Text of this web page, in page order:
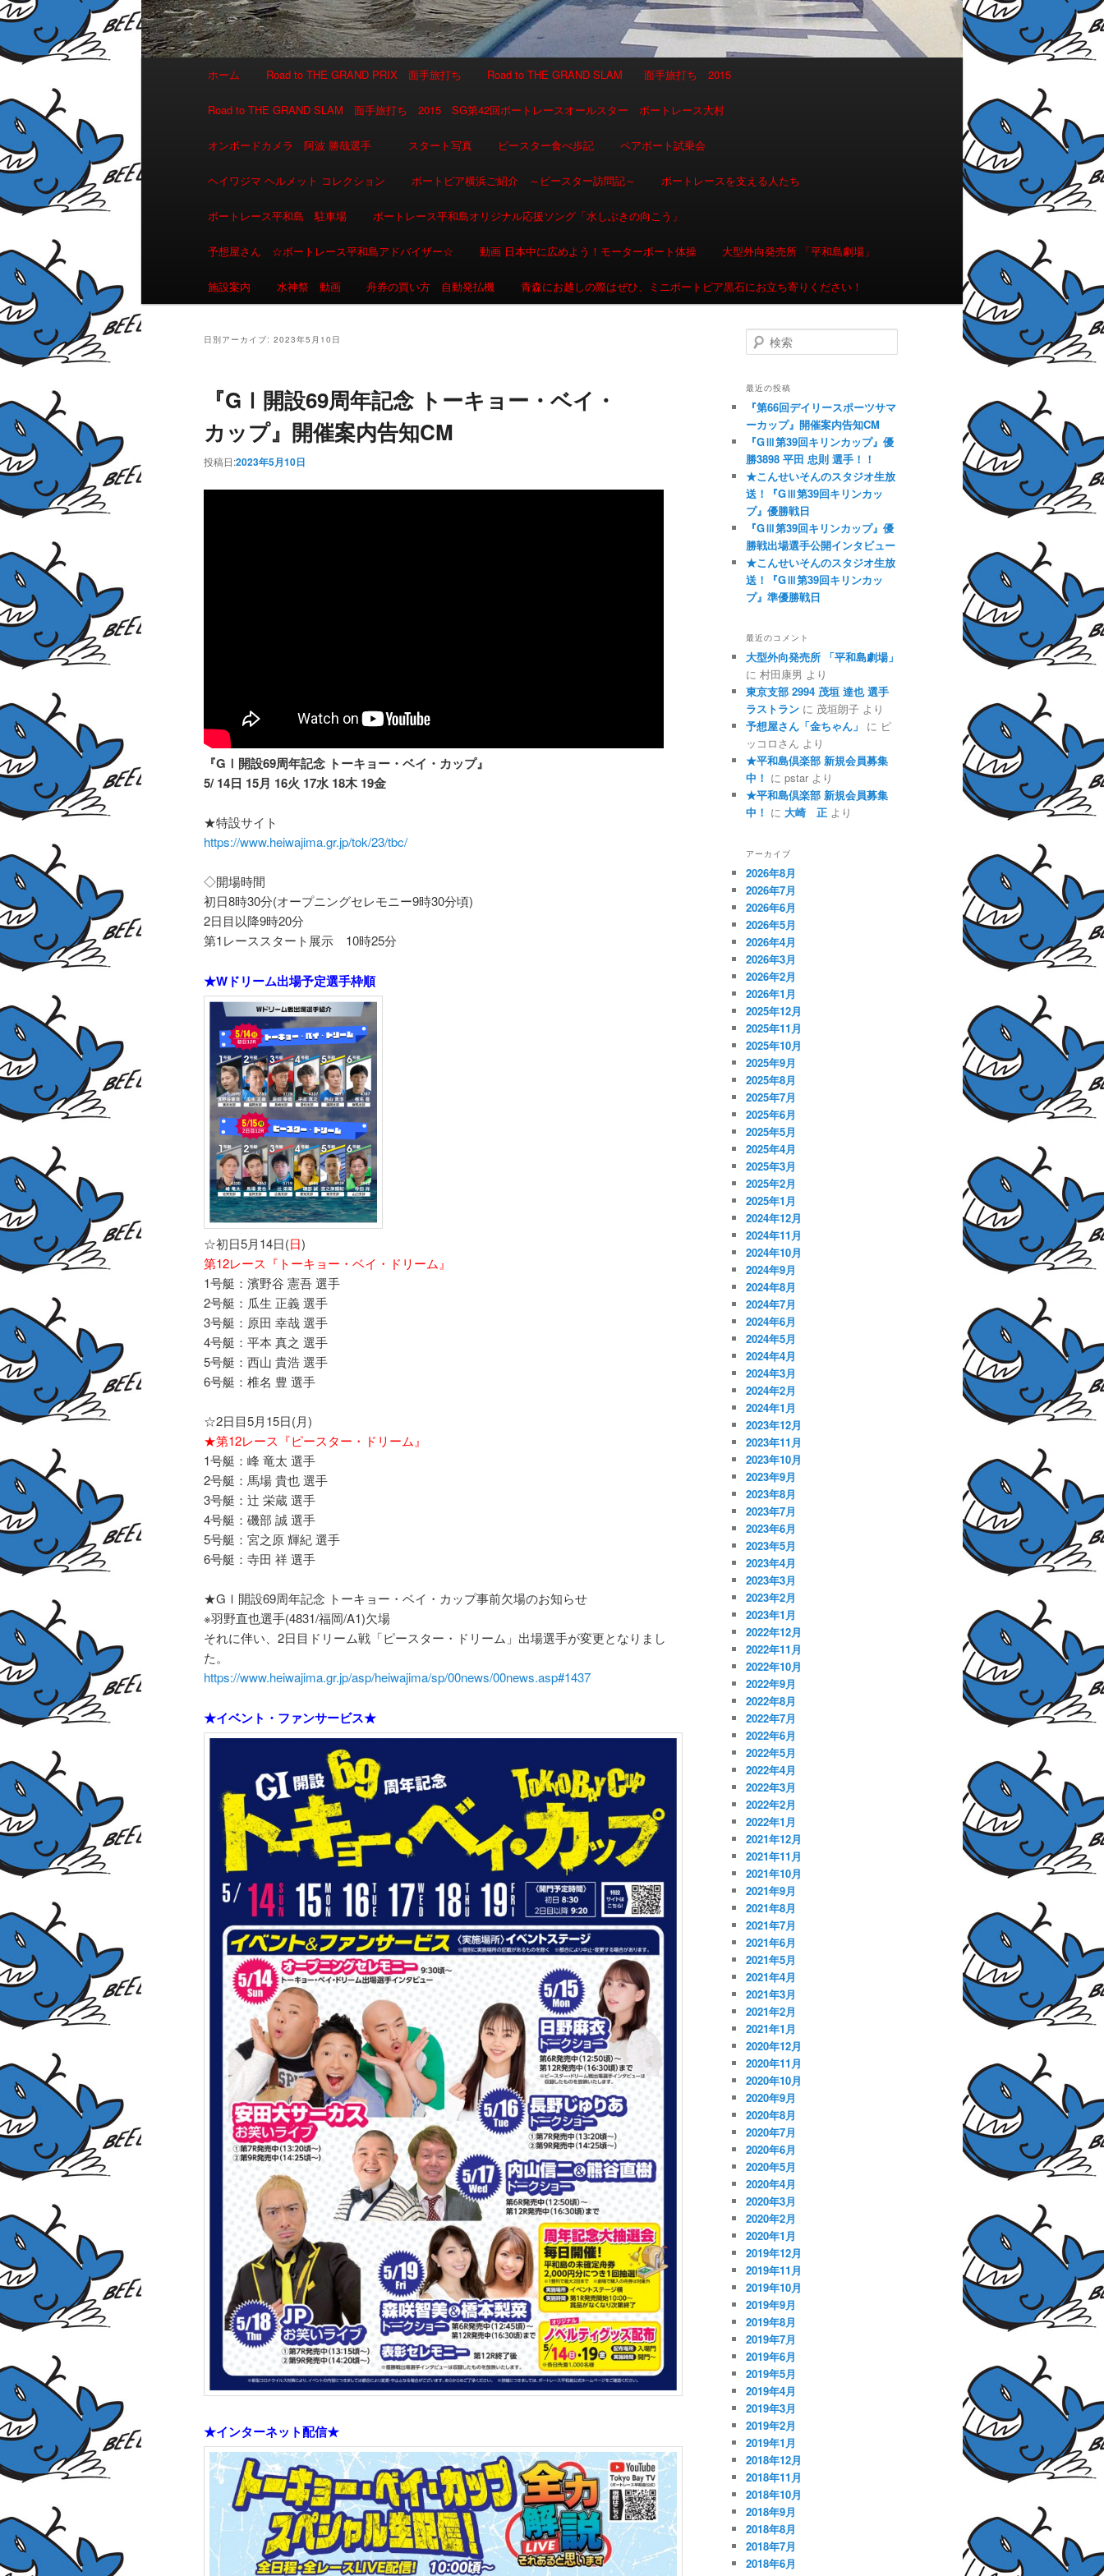
メインコンテンツへ移動
サブコンテンツへ移動
ホーム Road to THE GRAND PRIX 面手旅打ち Road to THE GRAND SLAM 面手旅打ち 2015
Road to THE GRAND SLAM 面手旅打ち 2015 SG第42回ボートレースオールスター ボートレース大村
オンボードカメラ 阿波 勝哉選手 スタート写真 ピースター食べ歩記 ペアボート試乗会
ヘイワジマ ヘルメット コレクション ボートピア横浜ご紹介 ～ピースター訪問記～ ボートレースを支える人たち
ボートレース平和島 駐車場 ボートレース平和島オリジナル応援ソング「水しぶきの向こう」
予想屋さん ☆ボートレース平和島アドバイザー☆ 動画 日本中に広めよう！モーターボート体操 大型外向発売所 「平和島劇場」
施設案内 水神祭 動画 舟券の買い方 自動発払機 青森にお越しの際はぜひ、ミニボートピア黒石にお立ち寄りください！
日別アーカイブ: 2023年5月10日
『GⅠ開設69周年記念 トーキョー・ベイ・
カップ』開催案内告知CM
投稿日:2023年5月10日
『GⅠ開設69周年記念 トーキョー・ベイ・カップ』
5/ 14日 15月 16火 17水 18木 19金
★特設サイト
https://www.heiwajima.gr.jp/tok/23/tbc/
◇開場時間
初日8時30分(オープニングセレモニー9時30分頃)
2日目以降9時20分
第1レーススタート展示 10時25分
★Wドリーム出場予定選手枠順
☆初日5月14日(日)
第12レース『トーキョー・ベイ・ドリーム』
1号艇：濱野谷 憲吾 選手
2号艇：瓜生 正義 選手
3号艇：原田 幸哉 選手
4号艇：平本 真之 選手
5号艇：西山 貴浩 選手
6号艇：椎名 豊 選手
☆2日目5月15日(月)
★第12レース『ピースター・ドリーム』
1号艇：峰 竜太 選手
2号艇：馬場 貴也 選手
3号艇：辻 栄蔵 選手
4号艇：磯部 誠 選手
5号艇：宮之原 輝紀 選手
6号艇：寺田 祥 選手
★GⅠ開設69周年記念 トーキョー・ベイ・カップ事前欠場のお知らせ
※羽野直也選手(4831/福岡/A1)欠場
それに伴い、2日目ドリーム戦「ピースター・ドリーム」出場選手が変更となりまし
た。
https://www.heiwajima.gr.jp/asp/heiwajima/sp/00news/00news.asp#1437
★イベント・ファンサービス★
★インターネット配信★
検索
最近の投稿
『第66回デイリースポーツサマ
ーカップ』開催案内告知CM
『GⅢ第39回キリンカップ』優
勝3898 平田 忠則 選手！！
★こんせいそんのスタジオ生放
送！『GⅢ第39回キリンカッ
プ』優勝戦日
『GⅢ第39回キリンカップ』優
勝戦出場選手公開インタビュー
★こんせいそんのスタジオ生放
送！『GⅢ第39回キリンカッ
プ』準優勝戦日
最近のコメント
大型外向発売所 「平和島劇場」
に 村田康男 より
東京支部 2994 茂垣 達也 選手
ラストラン に 茂垣朗子 より
予想屋さん「金ちゃん」
に ピ
ッコロさん より
★平和島倶楽部 新規会員募集
中！ に pstar より
★平和島倶楽部 新規会員募集
中！ に 大崎 正 より
アーカイブ
2026年8月
2026年7月
2026年6月
2026年5月
2026年4月
2026年3月
2026年2月
2026年1月
2025年12月
2025年11月
2025年10月
2025年9月
2025年8月
2025年7月
2025年6月
2025年5月
2025年4月
2025年3月
2025年2月
2025年1月
2024年12月
2024年11月
2024年10月
2024年9月
2024年8月
2024年7月
2024年6月
2024年5月
2024年4月
2024年3月
2024年2月
2024年1月
2023年12月
2023年11月
2023年10月
2023年9月
2023年8月
2023年7月
2023年6月
2023年5月
2023年4月
2023年3月
2023年2月
2023年1月
2022年12月
2022年11月
2022年10月
2022年9月
2022年8月
2022年7月
2022年6月
2022年5月
2022年4月
2022年3月
2022年2月
2022年1月
2021年12月
2021年11月
2021年10月
2021年9月
2021年8月
2021年7月
2021年6月
2021年5月
2021年4月
2021年3月
2021年2月
2021年1月
2020年12月
2020年11月
2020年10月
2020年9月
2020年8月
2020年7月
2020年6月
2020年5月
2020年4月
2020年3月
2020年2月
2020年1月
2019年12月
2019年11月
2019年10月
2019年9月
2019年8月
2019年7月
2019年6月
2019年5月
2019年4月
2019年3月
2019年2月
2019年1月
2018年12月
2018年11月
2018年10月
2018年9月
2018年8月
2018年7月
2018年6月